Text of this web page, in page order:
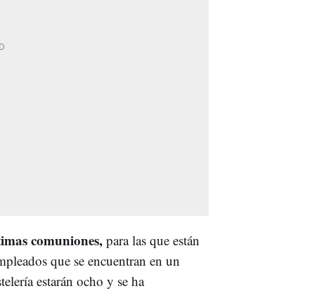
comuniones, para las que están
que se encuentran en un
estarán ocho y se ha